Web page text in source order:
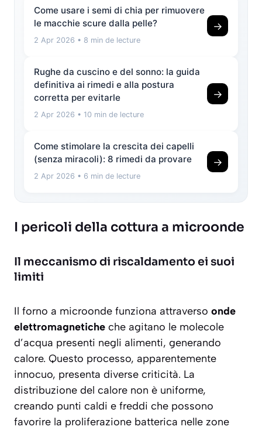
Come usare i semi di chia per rimuovere
le macchie scure dalla pelle?
2 Apr 2026 • 8 min de lecture
→
Rughe da cuscino e del sonno: la guida
definitiva ai rimedi e alla postura
corretta per evitarle
2 Apr 2026 • 10 min de lecture
→
Come stimolare la crescita dei capelli
(senza miracoli): 8 rimedi da provare
2 Apr 2026 • 6 min de lecture
→
I pericoli della cottura a microonde
Il meccanismo di riscaldamento ei suoi
limiti
Il forno a microonde funziona attraverso onde
elettromagnetiche che agitano le molecole
d’acqua presenti negli alimenti, generando
calore. Questo processo, apparentemente
innocuo, presenta diverse criticità. La
distribuzione del calore non è uniforme,
creando punti caldi e freddi che possono
favorire la proliferazione batterica nelle zone